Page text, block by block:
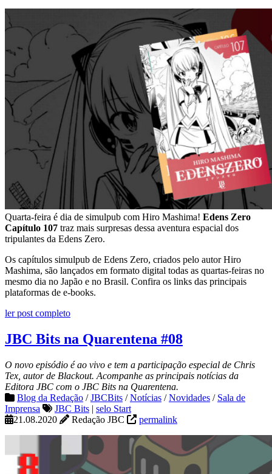
Quarta-feira é dia de simulpub com Hiro Mashima! Edens Zero
Capítulo 107 traz mais surpresas dessa aventura espacial dos
tripulantes da Edens Zero.
Os capítulos simulpub de Edens Zero, criados pelo autor Hiro
Mashima, são lançados em formato digital todas as quartas-feiras no
mesmo dia no Japão e no Brasil. Confira os links das principais
plataformas de e-books.
ler post completo
JBC Bits na Quarentena #08
O novo episódio é ao vivo e tem a participação especial de Chris
Tex, autor de Blackout. Acompanhe as principais notícias da
Editora JBC com o JBC Bits na Quarentena.
Blog da Redação /JBCBits /Notícias /Novidades / Sala de
Imprensa
JBC Bits | selo Start
21.08.2020
Redação JBC permalink